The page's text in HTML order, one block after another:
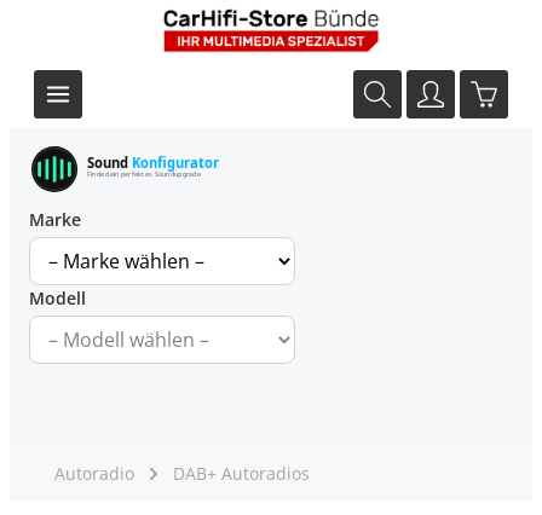
Sound Konfigurator
Finde dein perfektes Soundupgrade
Marke
Modell
Autoradio DAB+ Autoradios